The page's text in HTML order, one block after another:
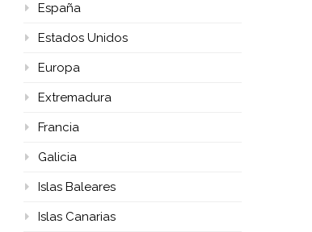
España
Estados Unidos
Europa
Extremadura
Francia
Galicia
Islas Baleares
Islas Canarias